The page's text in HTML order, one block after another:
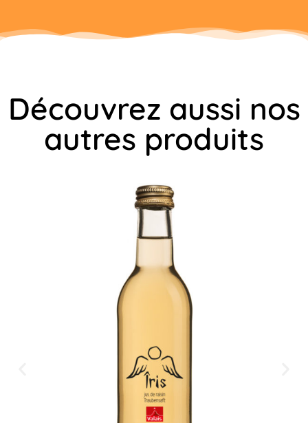
Découvrez aussi nos
autres produits